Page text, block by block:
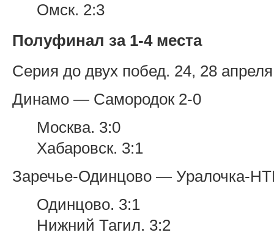
Омск. 2:3
Полуфинал за 1-4 места
Серия до двух побед. 24, 28
Динамо — Самородок 2-0
Москва. 3:0
Хабаровск. 3:1
Заречье-Одинцово — Уралочка-
Одинцово. 3:1
Нижний Тагил. 3:2